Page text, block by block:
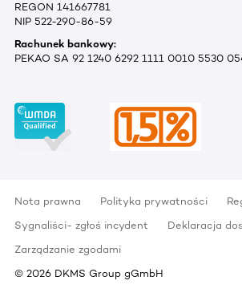
REGON 141667781
NIP 522-290-86-59
Rachunek bankowy:
PEKAO SA 92 1240 6292 1111 0010 5530
Nota prawna Polityka prywatności
Sygnaliści- zgłoś incydent
Deklaracja
Zarządzanie zgodami
© 2026 DKMS Group gGmbH